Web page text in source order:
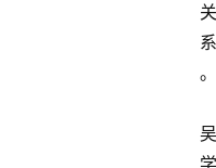
关
系
吴
学